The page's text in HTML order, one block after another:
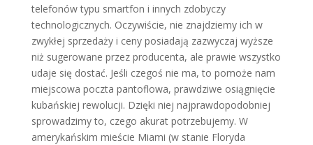
telefonów typu smartfon i innych zdobyczy
technologicznych. Oczywiście, nie znajdziemy ich w
zwykłej sprzedaży i ceny posiadają zazwyczaj wyższe
niż sugerowane przez producenta, ale prawie wszystko
udaje się dostać. Jeśli czegoś nie ma, to pomoże nam
miejscowa poczta pantoflowa, prawdziwe osiągnięcie
kubańskiej rewolucji. Dzięki niej najprawdopodobniej
sprowadzimy to, czego akurat potrzebujemy. W
amerykańskim mieście Miami (w stanie Floryda